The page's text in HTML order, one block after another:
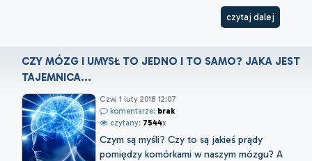
czytaj dalej
CZY MÓZG I UMYSŁ TO JEDNO I TO SAMO? JAKA JEST
TAJEMNICA...
Czw, 1 luty 2018 12:07
komentarze: brak
czytany: 7544x
Czym są myśli? Czy to są jakieś prądy
pomiędzy komórkami w naszym mózgu? A